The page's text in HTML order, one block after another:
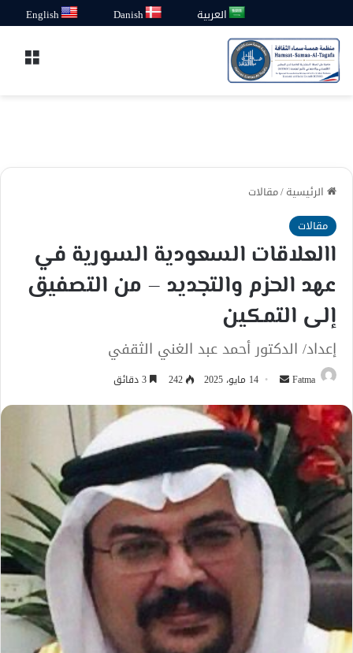
العربية Danish
English
الرئيسية/مقالات
مقالات
االعلاقات السعودية السورية في
عهد الحزم والتجديد – من التصفيق
إلى التمكين
إعداد/ الدكتور أحمد عبد الغني الثقفي
Fatma
أرسل
إلكترونيا
14 مايو، 2025 242